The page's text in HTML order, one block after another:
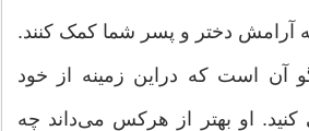
آرامش دختر و پسر شما کمک کنند.
آن است که دراین زمینه از خود
کنید. او بهتر از هرکس می‌داند چه